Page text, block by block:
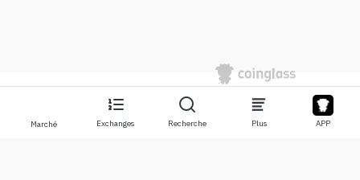
Marché Exchanges Recherche Plus APP